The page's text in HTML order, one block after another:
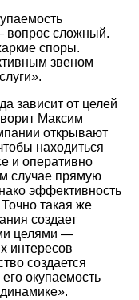
вопрос сложный.
споры.
звеном
зависит от целей
Максим
открывают
находиться
и оперативно
случае прямую
эффективность
такая же
создает
целями —
интересов
создается
окупаемость